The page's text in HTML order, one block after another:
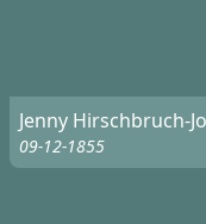
Jenny Hirschbruch-
09-12-1855